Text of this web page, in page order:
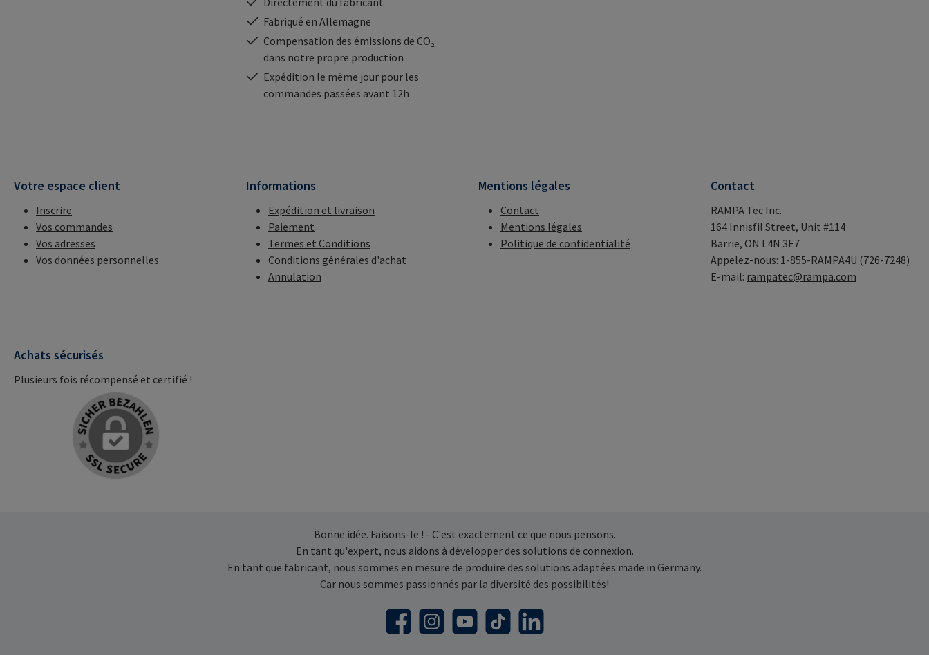
Fabriqué en Allemagne
Compensation des émissions de CO₂
dans notre propre production
Expédition le même jour pour les
commandes passées avant 12h
Votre espace client
Inscrire
Vos commandes
Vos adresses
Vos données personnelles
Informations
Expédition et livraison
Paiement
Termes et Conditions
Conditions générales d'achat
Annulation
Mentions légales
Contact
Mentions légales
Politique de confidentialité
Contact
RAMPA Tec Inc.
164 Innisfil Street, Unit #114
Barrie, ON L4N 3E7
Appelez-nous: 1-855-RAMPA4U (726-7248)
E-mail: rampatec@rampa.com
Achats sécurisés
Plusieurs fois récompensé et certifié !
Bonne idée. Faisons-le ! - C'est exactement ce que nous pensons.
En tant qu'expert, nous aidons à développer des solutions de connexion.
En tant que fabricant, nous sommes en mesure de produire des solutions adaptées made in Germany.
Car nous sommes passionnés par la diversité des possibilités!
FacebookInstagramYouTubeTikTok LinkedIn